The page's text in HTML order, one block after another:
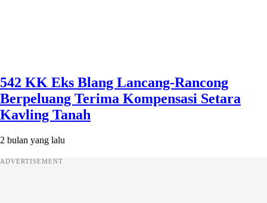
542 KK Eks Blang Lancang-Rancong
Berpeluang Terima Kompensasi Setara
Kavling Tanah
2 bulan yang lalu
ADVERTISEMENT